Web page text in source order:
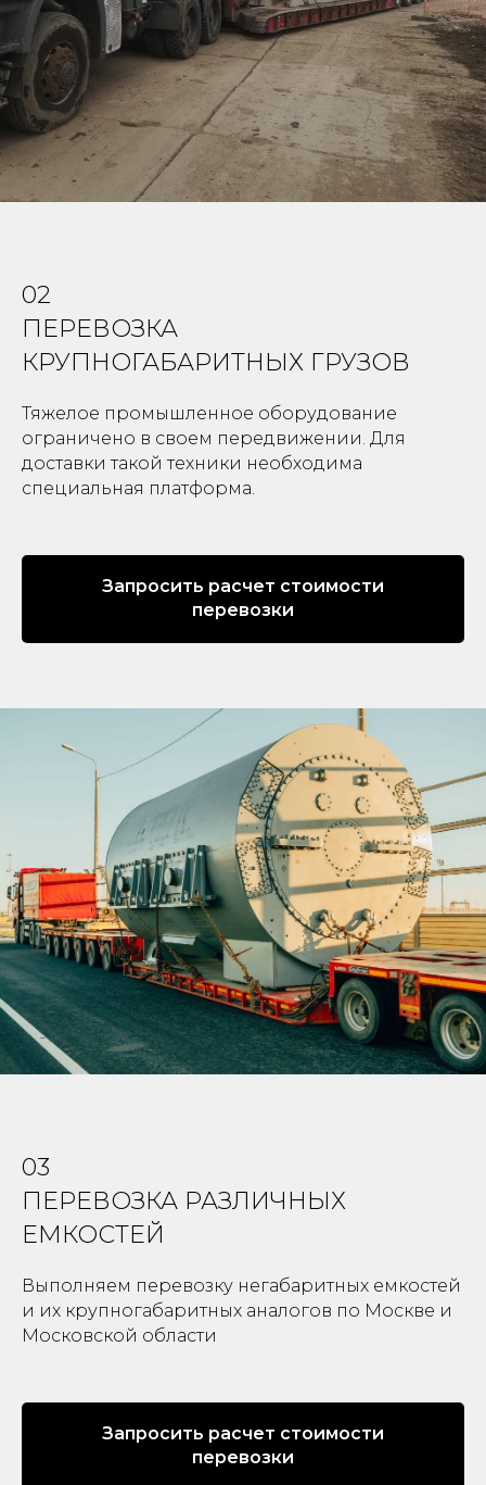
02
ПЕРЕВОЗКА
КРУПНОГАБАРИТНЫХ ГРУЗОВ
Тяжелое промышленное оборудование
ограничено в своем передвижении. Для
доставки такой техники необходима
специальная платформа.
Запросить расчет стоимости
перевозки
03
ПЕРЕВОЗКА РАЗЛИЧНЫХ
ЕМКОСТЕЙ
Выполняем перевозку негабаритных емкостей
и их крупногабаритных аналогов по Москве и
Московской области
Запросить расчет стоимости
перевозки